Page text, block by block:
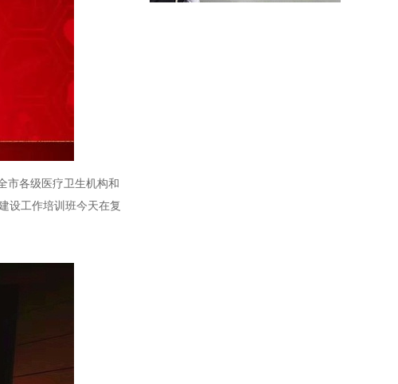
市各级医疗卫生机构和
设工作培训班今天在复